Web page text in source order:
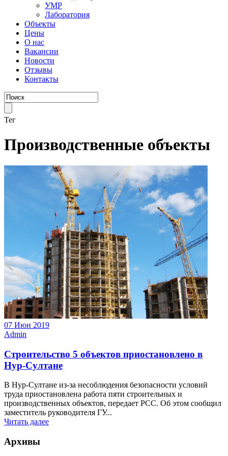
УМР
Лаборатория
Объекты
Цены
О нас
Вакансии
Новости
Отзывы
Контакты
Тег
Производственные объекты
07 Июн 2019
Admin
Строительство 5 объектов приостановлено в
Нур-Султане
В Нур-Султане из-за несоблюдения безопасности условий
труда приостановлена работа пяти строительных и
производственных объектов, передает РСС. Об этом сообщил
заместитель руководителя ГУ...
Читать далее
Архивы